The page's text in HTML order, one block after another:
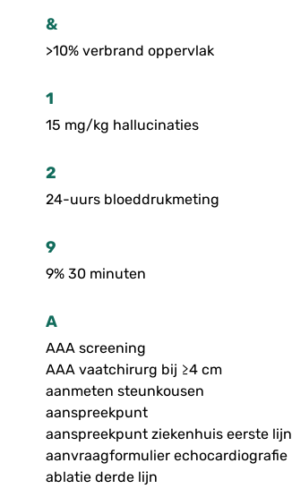
&
>10% verbrand oppervlak
1
15 mg/kg hallucinaties
2
24-uurs bloeddrukmeting
9
9% 30 minuten
A
AAA screening
AAA vaatchirurg bij ≥4 cm
aanmeten steunkousen
aanspreekpunt
aanspreekpunt ziekenhuis eerste lijn
aanvraagformulier echocardiografie
ablatie derde lijn